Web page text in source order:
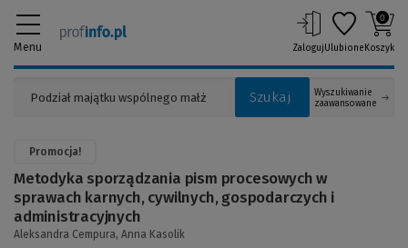
Menu
Szukaj
Wyszukiwanie
zaawansowane
ZalogujUlubione
0
Koszyk
Promocja!
Metodyka sporządzania pism procesowych w
sprawach karnych, cywilnych, gospodarczych i
administracyjnych
Aleksandra Cempura, Anna Kasolik